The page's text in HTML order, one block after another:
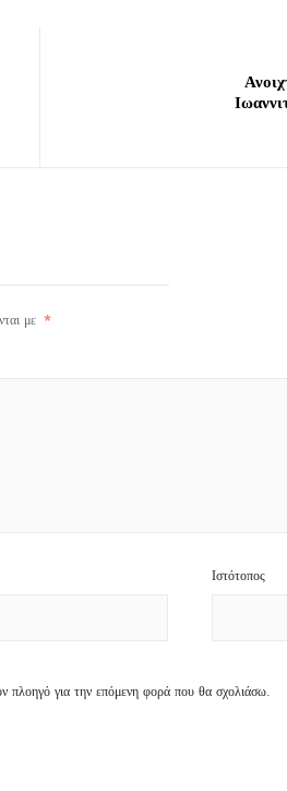
με *
Ιστότοπος
πλοηγό για την επόμενη φορά που θα σχολιάσω.